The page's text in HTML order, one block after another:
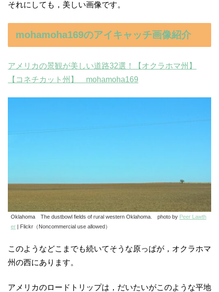
それにしても，美しい画像です。
mohamoha169のアイキャッチ画像紹介
アメリカの景観が美しい道路32選！【オクラホマ州】
【コネチカット州】 mohamoha169
Oklahoma The dustbowl fields of rural western Oklahoma. photo by Peer Lawth
er | Flickr（Noncommercial use allowed）
このようなどこまでも続いてそうな原っぱが，オクラホマ
州の西にあります。
アメリカのロードトリップは，だいたいがこのような平地